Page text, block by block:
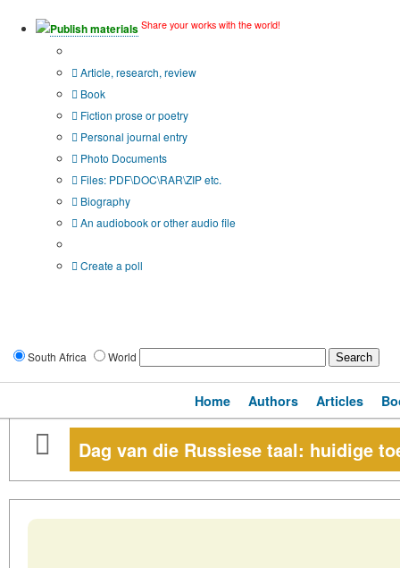
Publish materials Share your works with the world!
Article, research, review
Book
Fiction prose or poetry
Personal journal entry
Photo Documents
Files: PDF\DOC\RAR\ZIP etc.
Biography
An audiobook or other audio file
Create a poll
South Africa World
Home Authors Articles
Dag van die Russiese taal: huidige